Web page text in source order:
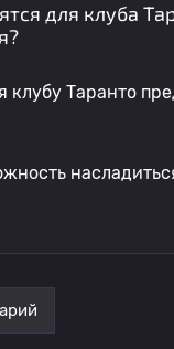
для клуба
Таранто